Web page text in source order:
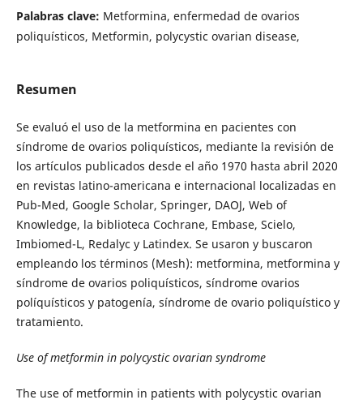
Palabras clave: Metformina, enfermedad de ovarios
poliquísticos, Metformin, polycystic ovarian disease,
Resumen
Se evaluó el uso de la metformina en pacientes con
síndrome de ovarios poliquísticos, mediante la revisión de
los artículos publicados desde el año 1970 hasta abril 2020
en revistas latino-americana e internacional localizadas en
Pub-Med, Google Scholar, Springer, DAOJ, Web of
Knowledge, la biblioteca Cochrane, Embase, Scielo,
Imbiomed-L, Redalyc y Latindex. Se usaron y buscaron
empleando los términos (Mesh): metformina, metformina y
síndrome de ovarios poliquísticos, síndrome ovarios
políquísticos y patogenía, síndrome de ovario poliquístico y
tratamiento.
Use of metformin in polycystic ovarian syndrome
The use of metformin in patients with polycystic ovarian